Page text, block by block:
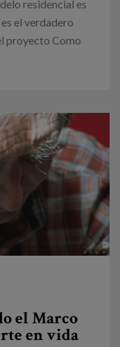
residencial es
el verdadero
proyecto Como
el Marco
en vida